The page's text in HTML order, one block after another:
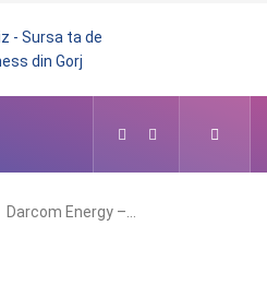
Darcom Energy –…